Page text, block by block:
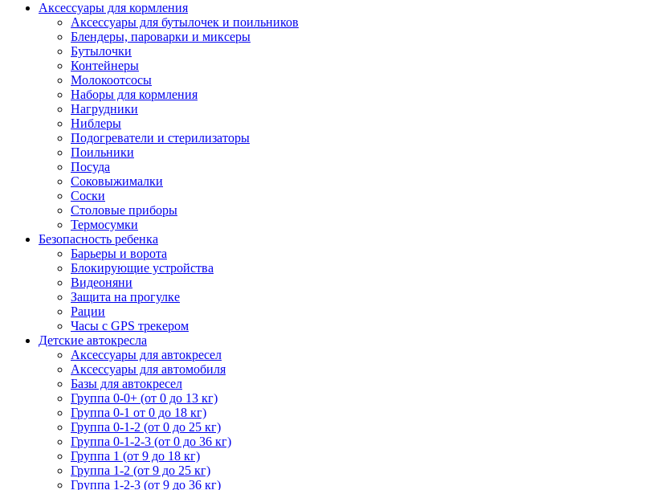
Аксессуары для кормления
Аксессуары для бутылочек и поильников
Блендеры, пароварки и миксеры
Бутылочки
Контейнеры
Молокоотсосы
Наборы для кормления
Нагрудники
Ниблеры
Подогреватели и стерилизаторы
Поильники
Посуда
Соковыжималки
Соски
Столовые приборы
Термосумки
Безопасность ребенка
Барьеры и ворота
Блокирующие устройства
Видеоняни
Защита на прогулке
Рации
Часы с GPS трекером
Детские автокресла
Аксессуары для автокресел
Аксессуары для автомобиля
Базы для автокресел
Группа 0-0+ (от 0 до 13 кг)
Группа 0-1 от 0 до 18 кг)
Группа 0-1-2 (от 0 до 25 кг)
Группа 0-1-2-3 (от 0 до 36 кг)
Группа 1 (от 9 до 18 кг)
Группа 1-2 (от 9 до 25 кг)
Группа 1-2-3 (от 9 до 36 кг)